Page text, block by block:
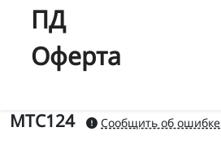
ПД
Оферта
МТС124 Сообщить об ошибке